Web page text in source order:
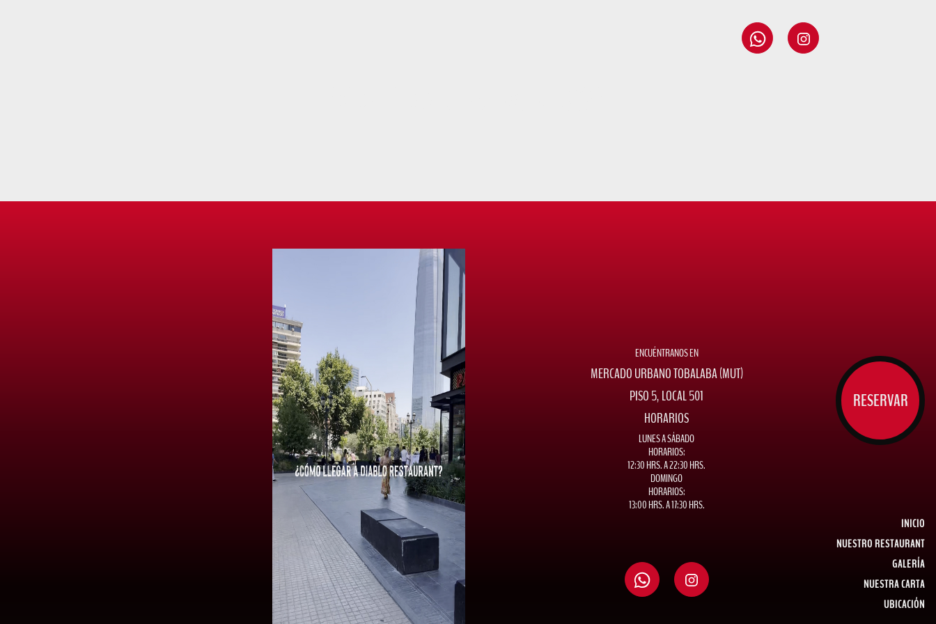
RESERVAR
INICIO
NUESTRO RESTAURANT
GALERÍA
NUESTRA CARTA
UBICACIÓN
ENCUÉNTRANOS EN
MERCADO URBANO TOBALABA (MUT)
PISO 5, LOCAL 501
HORARIOS
LUNES A SÁBADO
HORARIOS:
12:30 HRS. A 22:30 HRS.
DOMINGO
HORARIOS:
13:00 HRS. A 17:30 HRS.